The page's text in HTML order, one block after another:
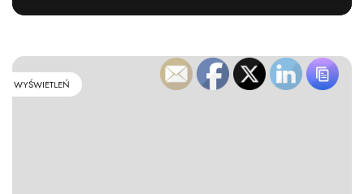
WYŚWIETLEŃ